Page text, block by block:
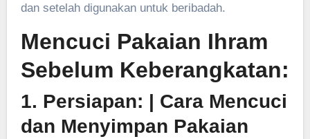
dan setelah digunakan untuk beribadah.
Mencuci Pakaian Ihram
Sebelum Keberangkatan:
1. Persiapan: | Cara Mencuci
dan Menyimpan Pakaian